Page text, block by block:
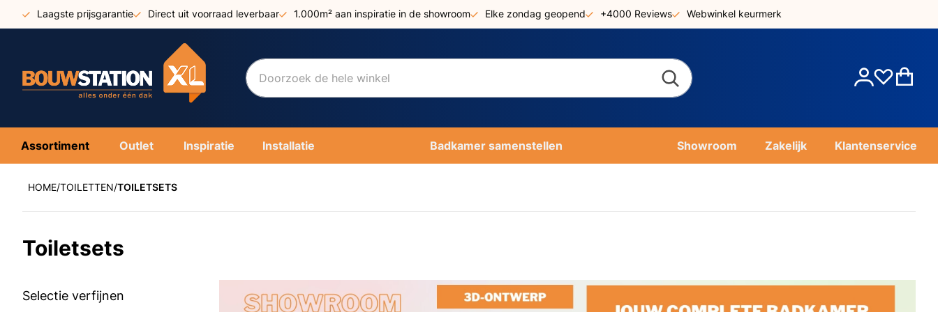
Ga
naar
Laagste prijsgarantie Direct uit voorraad leverbaar 1.000m² aan inspiratie in de showroom Elke zondag geopend +4000 Reviews Webwinkel keurmerk
Account
Assortiment Outlet Inspiratie Installatie Badkamer samenstellen Showroom Zakelijk Klantenservice
HOME TOILETTEN TOILETSETS
Toiletsets
Selectie verfijnen